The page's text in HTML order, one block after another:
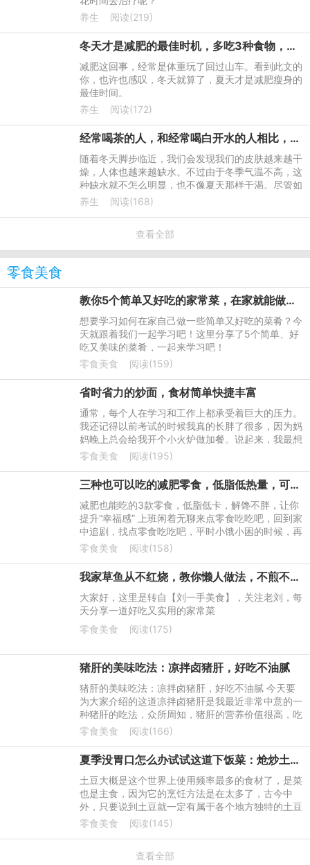
养生
阅读(219)
冬天才是减肥的最佳时机，多吃3种食物，让减肥变得更高效
减肥这回事，经常是体重玩了回过山车。看到此文的
你，也许也感叹，冬天就算了，夏天才是减肥瘦身的
最佳时间。
养生
阅读(172)
经常喝茶的人，和经常喝白开水的人相比，哪类人的身体更健康？
随着冬天脚步临近，我们会发现我们的皮肤越来越干
燥，人体也越来越缺水。不过由于冬季气温不高，这
种缺水就不怎么明显，也不像夏天那样干渴。尽管如
此，我们还是要及时为身体补充水分，这样皮肤才不
养生 阅读(168)
查看全部
零食美食
教你5个简单又好吃的家常菜，在家就能做出美味的菜肴
想要学习如何在家自己做一些简单又好吃的菜肴？今
天就跟着我们一起学习吧！这里分享了5个简单、好
吃又美味的菜肴，一起来学习吧！
零食美食
阅读(159)
省时省力的炒面，食材简单快捷丰富
通常，每个人在学习和工作上都承受着巨大的压力。
我还记得以前考试的时候我真的长胖了很多，因为妈
妈晚上总会给我开个小火炉做加餐。说起来，我最想
要的是炒面。以下是如何制作这款Aauto速食炒面。
零食美食 阅读(195)
三种也可以吃的减肥零食，低脂低热量，可以帮助你提高“幸福感”
减肥也能吃的3款零食，低脂低卡，解馋不胖，让你
提升“幸福感” 上班闲着无聊来点零食吃吃吧，回到家
中追剧，找点零食吃吃吧，平时小饿小困的时候，再
来点零食打牙祭吧等等等~
零食美食 阅读(158)
我家草鱼从不红烧，教你懒人做法，不煎不油炸，上桌连汤都不剩
大家好，这里是转自【刘一手美食】，关注老刘，每
天分享一道好吃又实用的家常菜
零食美食
阅读(175)
猪肝的美味吃法：凉拌卤猪肝，好吃不油腻
猪肝的美味吃法：凉拌卤猪肝，好吃不油腻 今天要
为大家介绍的这道凉拌卤猪肝是我最近非常中意的一
种猪肝的吃法，众所周知，猪肝的营养价值很高，吃
法也多种多样，我们可以炒猪肝或者是炖猪肝汤，凉
零食美食 阅读(166)
夏季没胃口怎么办试试这道下饭菜：炝炒土豆丝
土豆大概是这个世界上使用频率最多的食材了，是菜
也是主食，因为它的烹饪方法是在太多了，古今中
外，只要说到土豆就一定有属于各个地方独特的土豆
做法。小的时候，家里种的土豆会把长得比较小的土
零食美食 阅读(145)
查看全部